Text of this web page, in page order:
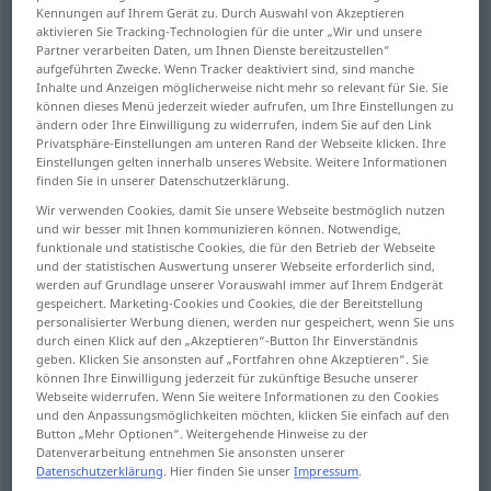
Übersicht aller Übersetzungen
(Für mehr Details die Übersetzung anklicken/antippen)
flattern
flattern, wehen, sich unruhig hin her bewegen
schnell schlagen, flattern
aufgeregt sein, zittern
aufgeregt hin her eilen
ziellos herumgehen
im Zickzack fahren, flackern, sich kräuseln
Kennungen auf Ihrem Gerät zu. Durch Auswahl von Akzeptieren
aktivieren Sie Tracking-Technologien für die unter „Wir und unsere
Partner verarbeiten Daten, um Ihnen Dienste bereitzustellen“
aufgeführten Zwecke. Wenn Tracker deaktiviert sind, sind manche
Inhalte und Anzeigen möglicherweise nicht mehr so relevant für Sie. Sie
können dieses Menü jederzeit wieder aufrufen, um Ihre Einstellungen zu
ändern oder Ihre Einwilligung zu widerrufen, indem Sie auf den Link
Privatsphäre-Einstellungen am unteren Rand der Webseite klicken. Ihre
Einstellungen gelten innerhalb unseres Website. Weitere Informationen
finden Sie in unserer Datenschutzerklärung.
Wir verwenden Cookies, damit Sie unsere Webseite bestmöglich nutzen
und wir besser mit Ihnen kommunizieren können. Notwendige,
funktionale und statistische Cookies, die für den Betrieb der Webseite
und der statistischen Auswertung unserer Webseite erforderlich sind,
werden auf Grundlage unserer Vorauswahl immer auf Ihrem Endgerät
gespeichert. Marketing-Cookies und Cookies, die der Bereitstellung
personalisierter Werbung dienen, werden nur gespeichert, wenn Sie uns
durch einen Klick auf den „Akzeptieren“-Button Ihr Einverständnis
geben. Klicken Sie ansonsten auf „Fortfahren ohne Akzeptieren“. Sie
können Ihre Einwilligung jederzeit für zukünftige Besuche unserer
Webseite widerrufen. Wenn Sie weitere Informationen zu den Cookies
und den Anpassungsmöglichkeiten möchten, klicken Sie einfach auf den
Button „Mehr Optionen“. Weitergehende Hinweise zu der
Datenverarbeitung entnehmen Sie ansonsten unserer
Datenschutzerklärung. Hier finden Sie unserImpressum.